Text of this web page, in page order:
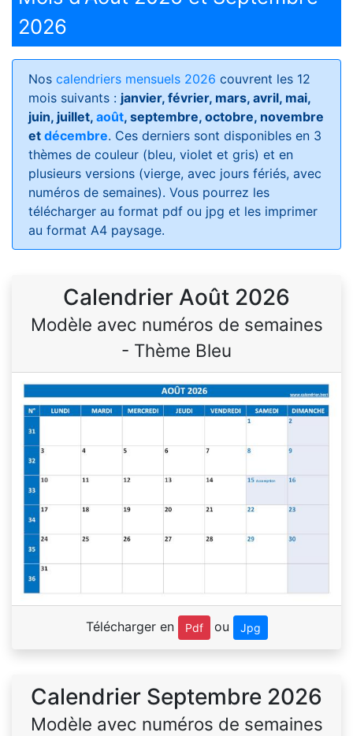
2026
Nos calendriers mensuels 2026 couvrent les 12
mois suivants : janvier, février, mars, avril, mai,
juin, juillet, août, septembre, octobre, novembre
et décembre. Ces derniers sont disponibles en 3
thèmes de couleur (bleu, violet et gris) et en
plusieurs versions (vierge, avec jours fériés, avec
numéros de semaines). Vous pourrez les
télécharger au format pdf ou jpg et les imprimer
au format A4 paysage.
Calendrier Août 2026
Modèle avec numéros de semaines
- Thème Bleu
Télécharger en Pdf ou Jpg
Calendrier Septembre 2026
Modèle avec numéros de semaines